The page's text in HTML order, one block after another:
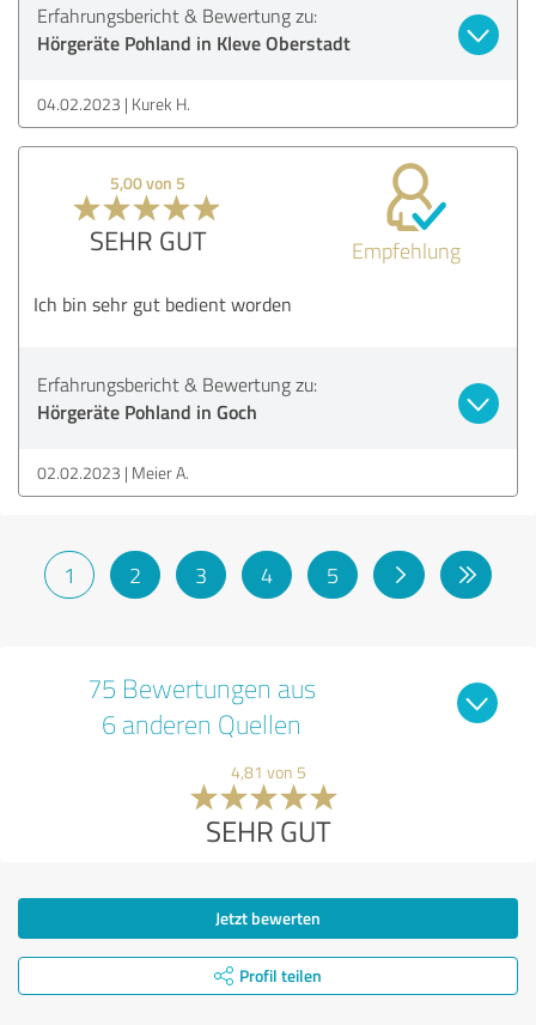
Erfahrungsbericht & Bewertung zu:
Hörgeräte Pohland in Kleve Oberstadt
04.02.2023 Kurek H.
5,00 von 5
SEHR GUT Empfehlung
Ich bin sehr gut bedient worden
Erfahrungsbericht & Bewertung zu:
Hörgeräte Pohland in Goch
02.02.2023 Meier A.
1 2 3 4 5
75 Bewertungen aus
6 anderen Quellen
4,81 von 5
SEHR GUT
Jetzt bewerten
Profil teilen